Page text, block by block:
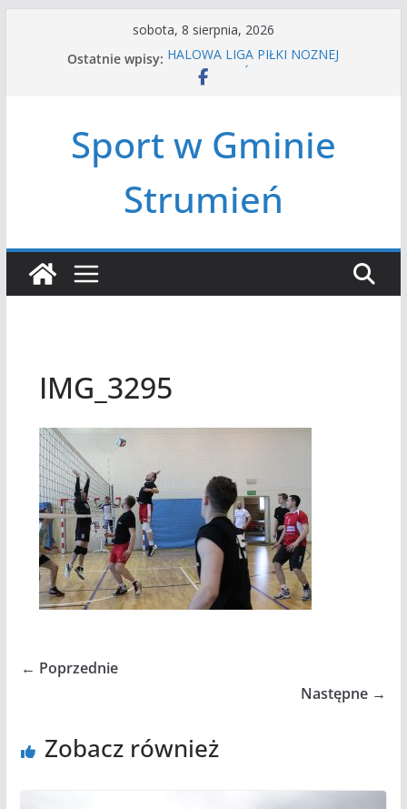
sobota, 8 sierpnia, 2026
Ostatnie wpisy: HALOWA LIGA PIŁKI NOŻNEJ
LATO W MIEŚCIE’2026
Czwórbój lekkoatletyczny
Sport w Gminie
Strumień
IMG_3295
← Poprzednie
Następne →
Zobacz również